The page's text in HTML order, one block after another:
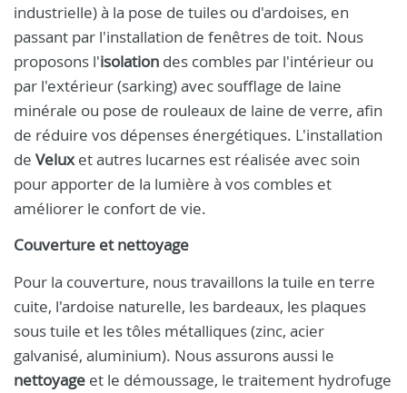
industrielle) à la pose de tuiles ou d'ardoises, en
passant par l'installation de fenêtres de toit. Nous
proposons l'isolation des combles par l'intérieur ou
par l'extérieur (sarking) avec soufflage de laine
minérale ou pose de rouleaux de laine de verre, afin
de réduire vos dépenses énergétiques. L'installation
de Veluxet autres lucarnes est réalisée avec soin
pour apporter de la lumière à vos combles et
améliorer le confort de vie.
Couverture et nettoyage
Pour la couverture, nous travaillons la tuile en terre
cuite, l'ardoise naturelle, les bardeaux, les plaques
sous tuile et les tôles métalliques (zinc, acier
galvanisé, aluminium). Nous assurons aussi le
nettoyage et le démoussage, le traitement hydrofuge